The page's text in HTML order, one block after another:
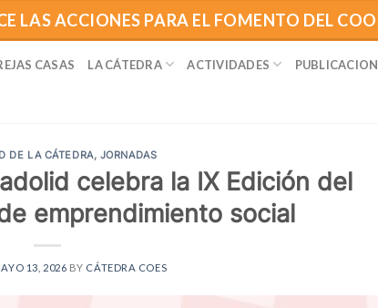
LAS ACCIONES PARA EL FOMENTO DEL
CASAS LA CÁTEDRA ACTIVIDADES
DE LA CÁTEDRA, JORNADAS
celebra la IX Edición del
emprendimiento social
13, 2026 BY CÁTEDRA COES